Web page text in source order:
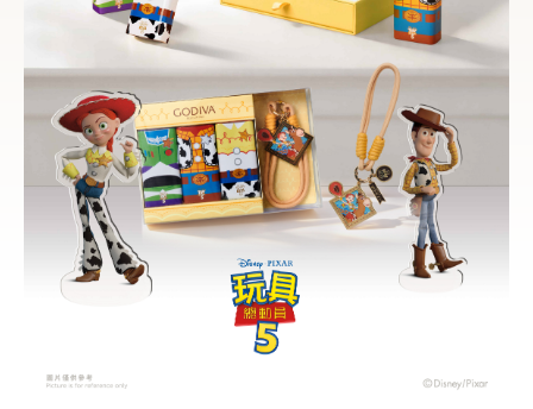
可可粉/咖啡粉
甜點
霜淇淋
飲品
蛋糕
可芙